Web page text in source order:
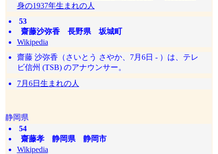
身の1937年生まれの人
53
齋藤沙弥香 長野県 坂城町
Wikipedia
齋藤 沙弥香（さいとう さやか、7月6日 - ）は、テレ
ビ信州 (TSB) のアナウンサー。
7月6日生まれの人
静岡県
54
齋藤孝 静岡県 静岡市
Wikipedia